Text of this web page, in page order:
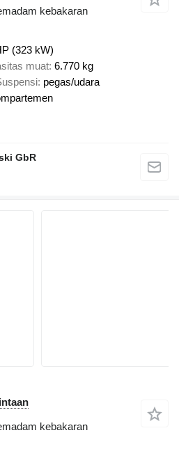
kebakaran
(323 kW)
muat 6.770 kg
pegas/udara
GbR
kebakaran